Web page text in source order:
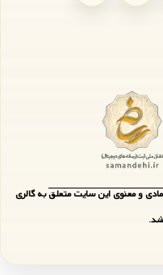
و معنوی این سایت متعلق به گالری